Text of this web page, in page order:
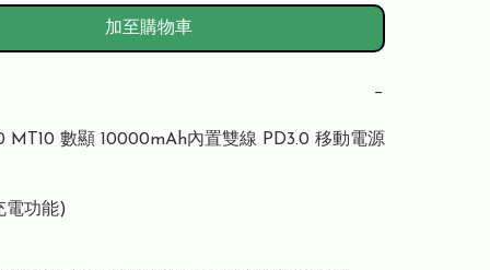
加至購物車
−
MT10 數顯 10000mAh內置雙線 PD3.0 移動電源
電功能)